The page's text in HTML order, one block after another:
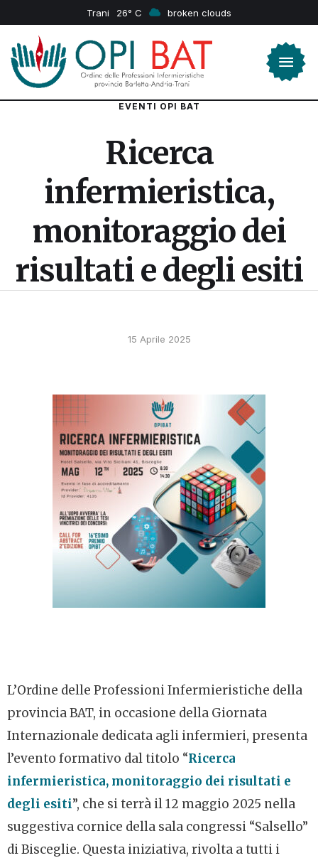
Trani 26 broken clouds
EVENTI OPI BAT
Ricerca
infermieristica,
monitoraggio dei
risultati e degli esiti
15 Aprile 2025
L’Ordine delle Professioni Infermieristiche della
provincia BAT, in occasione della Giornata
Internazionale dedicata agli infermieri, presenta
l’evento formativo dal titolo “Ricerca
infermieristica, monitoraggio dei risultati e
degli esiti”, che si terrà il 12 maggio 2025 nella
suggestiva cornice della sala congressi “Salsello”
di Bisceglie. Questa iniziativa, rivolta a tutti i